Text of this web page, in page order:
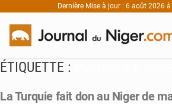
Dernière Mise à jour : 6 août 2026
ÉTIQUETTE :
La Turquie fait don au Niger de